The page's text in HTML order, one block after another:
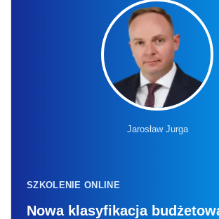
Jarosław Jurga
SZKOLENIE ONLINE
Nowa klasyfikacja